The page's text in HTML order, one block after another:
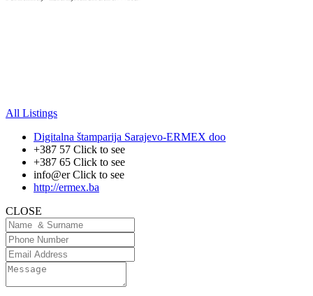
All Listings
Digitalna štamparija Sarajevo-ERMEX doo
+387 57 Click to see
+387 65 Click to see
info@er Click to see
http://ermex.ba
CLOSE